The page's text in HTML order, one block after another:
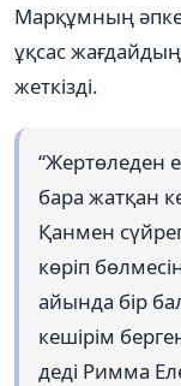
Марқұмның
ұқсас жағдайдың
жеткізді.
“Жертөледен
бара жатқан
Қанмен
көріп
айында бір
кешірім
деді Римма